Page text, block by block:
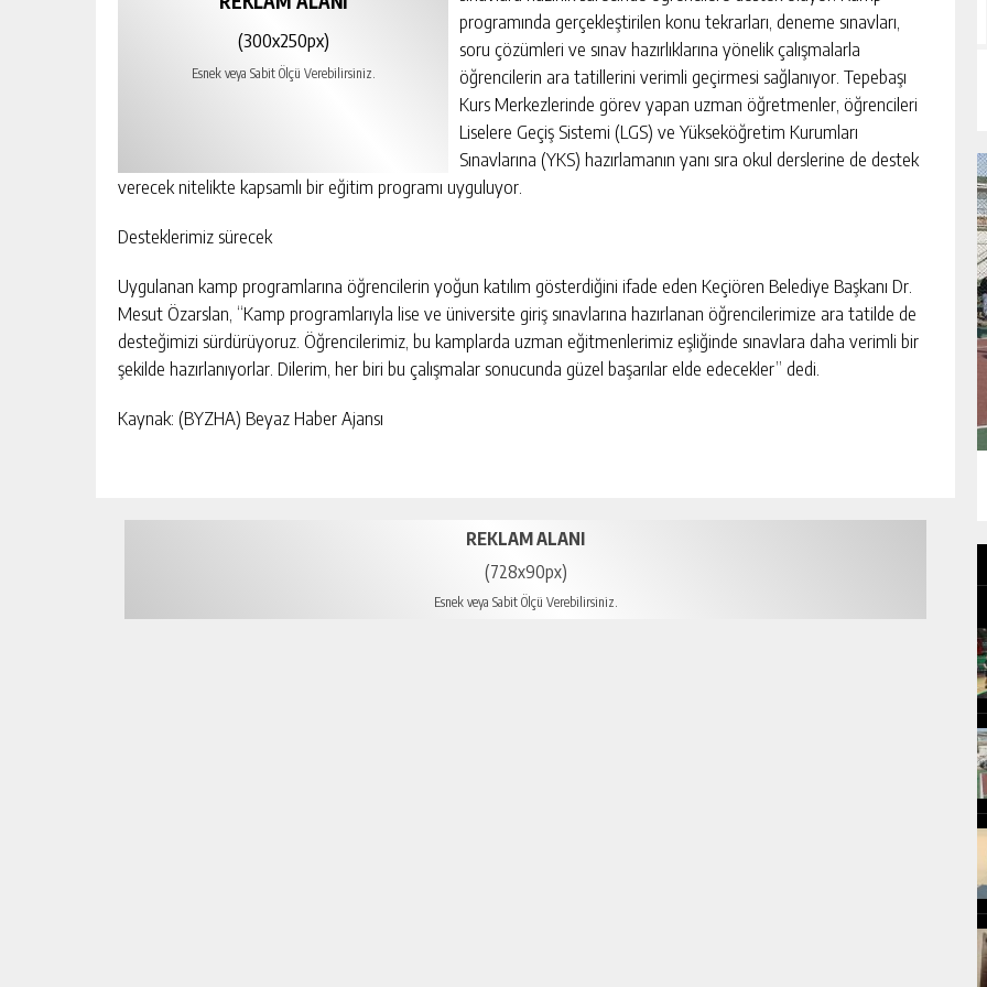
(300x250px)
Esnek veya Sabit Ölçü Verebilirsiniz.
programında gerçekleştirilen konu tekrarları, deneme sınavları,
soru çözümleri ve sınav hazırlıklarına yönelik çalışmalarla
öğrencilerin ara tatillerini verimli geçirmesi sağlanıyor. Tepebaşı
Kurs Merkezlerinde görev yapan uzman öğretmenler, öğrencileri
Liselere Geçiş Sistemi (LGS) ve Yükseköğretim Kurumları
Sınavlarına (YKS) hazırlamanın yanı sıra okul derslerine de destek
verecek nitelikte kapsamlı bir eğitim programı uyguluyor.
Desteklerimiz sürecek
Uygulanan kamp programlarına öğrencilerin yoğun katılım gösterdiğini ifade eden Keçiören Belediye Başkanı Dr.
Mesut Özarslan, “Kamp programlarıyla lise ve üniversite giriş sınavlarına hazırlanan öğrencilerimize ara tatilde de
desteğimizi sürdürüyoruz. Öğrencilerimiz, bu kamplarda uzman eğitmenlerimiz eşliğinde sınavlara daha verimli bir
şekilde hazırlanıyorlar. Dilerim, her biri bu çalışmalar sonucunda güzel başarılar elde edecekler” dedi.
Kaynak: (BYZHA) Beyaz Haber Ajansı
REKLAM ALANI
(728x90px)
Esnek veya Sabit Ölçü Verebilirsiniz.